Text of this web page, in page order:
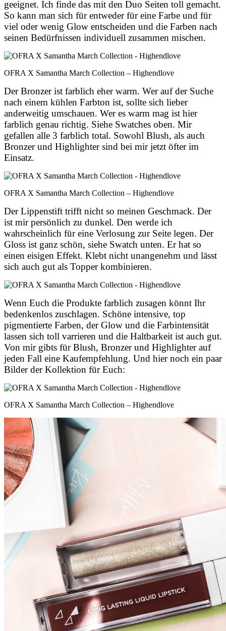
geeignet. Ich finde das mit den Duo Seiten toll gemacht.
So kann man sich für entweder für eine Farbe und für
viel oder wenig Glow entscheiden und die Farben nach
seinen Bedürfnissen individuell zusammen mischen.
OFRA X Samantha March Collection – Highendlove
Der Bronzer ist farblich eher warm. Wer auf der Suche
nach einem kühlen Farbton ist, sollte sich lieber
anderweitig umschauen. Wer es warm mag ist hier
farblich genau richtig. Siehe Swatches oben. Mir
gefallen alle 3 farblich total. Sowohl Blush, als auch
Bronzer und Highlighter sind bei mir jetzt öfter im
Einsatz.
OFRA X Samantha March Collection – Highendlove
Der Lippenstift trifft nicht so meinen Geschmack. Der
ist mir persönlich zu dunkel. Den werde ich
wahrscheinlich für eine Verlosung zur Seite legen. Der
Gloss ist ganz schön, siehe Swatch unten. Er hat so
einen eisigen Effekt. Klebt nicht unangenehm und lässt
sich auch gut als Topper kombinieren.
Wenn Euch die Produkte farblich zusagen könnt Ihr
bedenkenlos zuschlagen. Schöne intensive, top
pigmentierte Farben, der Glow und die Farbintensität
lassen sich toll varrieren und die Haltbarkeit ist auch gut.
Von mir gibts für Blush, Bronzer und Highlighter auf
jeden Fall eine Kaufempfehlung. Und hier noch ein paar
Bilder der Kollektion für Euch:
OFRA X Samantha March Collection – Highendlove